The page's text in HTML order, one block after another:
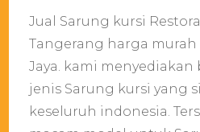
Jual Sarung kursi
Tangerang harga
Jaya. kami
jenis Sarung kursi yang
keseluruh indonesia.